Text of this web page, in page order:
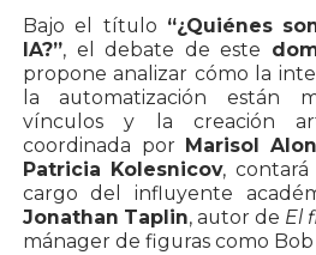
Bajo el título “¿Quiénes
IA?”, el debate de este
propone analizar cómo la
la automatización están
vínculos y la creación
coordinada por Marisol
Patricia Kolesnicov,
cargo del influyente
Jonathan Taplin, autor de El
mánager de figuras como Bob